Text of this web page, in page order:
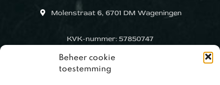
Beheer cookie
toestemming
Molenstraat 6, 6701 DM Wageningen
KVK-nummer: 57850747